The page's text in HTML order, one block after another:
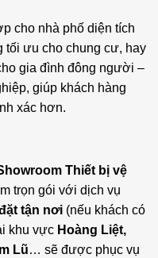
cho nhà phố diện tích
tối ưu cho chung cư, hay
gia đình đông người –
giúp khách hàng
xác hơn.
Thiết bị vệ
trọn gói với dịch vụ
tận nơi (nếu khách có
khu vực Hoàng Liệt,
Lũ… sẽ được phục vụ